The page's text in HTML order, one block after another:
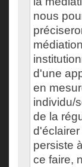
nous
d'une
en
individu/
de la
persiste
ce faire,